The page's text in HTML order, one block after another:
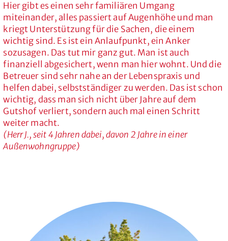
Hier gibt es einen sehr familiären Umgang
miteinander, alles passiert auf Augenhöhe und man
kriegt Unterstützung für die Sachen, die einem
wichtig sind. Es ist ein Anlaufpunkt, ein Anker
sozusagen. Das tut mir ganz gut. Man ist auch
finanziell abgesichert, wenn man hier wohnt. Und die
Betreuer sind sehr nahe an der Lebenspraxis und
helfen dabei, selbstständiger zu werden. Das ist schon
wichtig, dass man sich nicht über Jahre auf dem
Gutshof verliert, sondern auch mal einen Schritt
weiter macht.
(Herr J., seit 4 Jahren dabei, davon 2 Jahre in einer
Außenwohngruppe)